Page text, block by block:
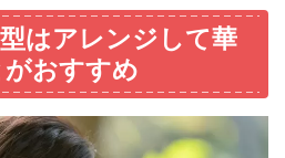
はアレンジして華
おすすめ